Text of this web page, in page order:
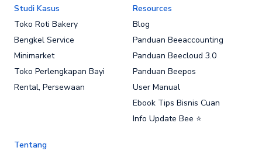
Studi Kasus
Toko Roti Bakery
Bengkel Service
Minimarket
Toko Perlengkapan Bayi
Rental, Persewaan
Resources
Blog
Panduan Beeaccounting
Panduan Beecloud 3.0
Panduan Beepos
User Manual
Ebook Tips Bisnis Cuan
Info Update Bee ⭐
Tentang